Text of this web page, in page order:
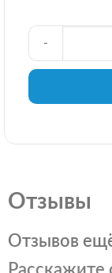
-
Отзывы
Отзывов